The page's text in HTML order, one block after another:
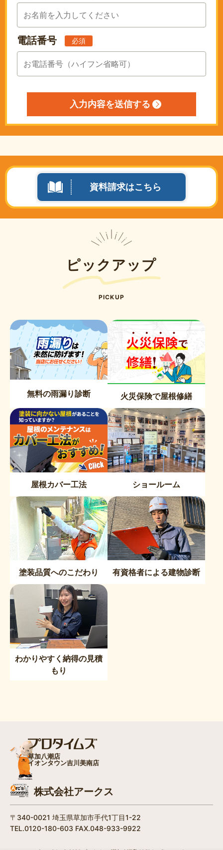
電話番号 必須
資料請求はこちら
ピックアップ
PICKUP
無料の雨漏り診断 火災保険で屋根修繕
屋根カバー工法 ショールーム
塗装品質へのこだわり 有資格者による建物診断
わかりやすく納得の見積
もり
草加八潮店
イオンタウン吉川美南店
株式会社アークス
〒340-0021 埼玉県草加市手代1丁目1-22
TEL.0120-180-603 FAX.048-933-9922